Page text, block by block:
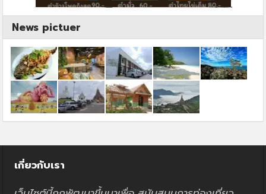
News pictuer
เกี่ยวกับเรา